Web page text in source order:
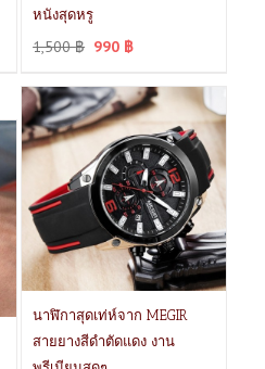
หนังสุดหรู
1,500฿ 990 ฿
นาฬิกาสุดเท่ห์จาก MEGIR
สายยางสีดำตัดแดง งาน